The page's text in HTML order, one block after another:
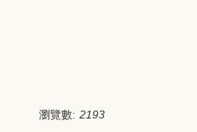
瀏覽數: 2193